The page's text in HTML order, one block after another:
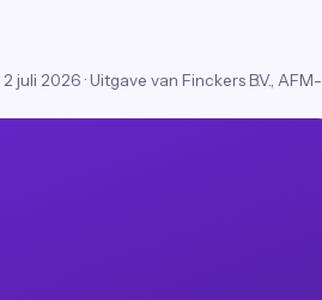
2 juli 2026 · Uitgave van Finckers B.V., AFM-